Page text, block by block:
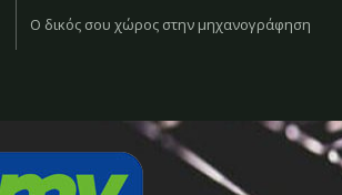
O δικός σου χώρος στην μηχανογράφηση